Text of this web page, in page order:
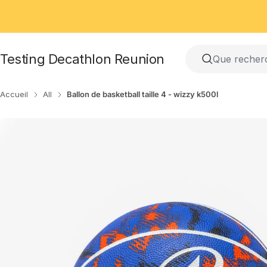
contenu
Testing Decathlon Reunion
Accueil All Ballon de basketball taille 4 - wizzy k500l